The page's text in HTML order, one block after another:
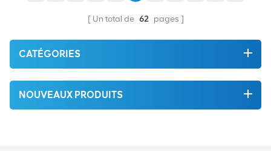
. Tout cela est fourni au
meilleur prix possible.
. Tout cela est fourni au
meilleur prix possible.
Un total de 62 pages
CATÉGORIES
NOUVEAUX PRODUITS